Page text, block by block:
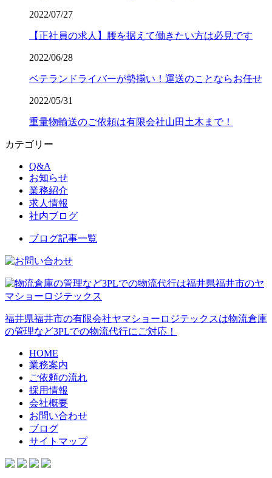
2022/07/27
【正社員の求人】腰を据えて働きたい方は必見です
2022/06/28
ベテランドライバーが勢揃い！運送のことならお任せ
2022/05/31
重量物輸送のご依頼は有限会社山田土木まで！
カテゴリー
Q&A
お知らせ
業務紹介
求人情報
社内ブログ
ブログ記事一覧
福井県福井市の有限会社ヤマショーロジテックスは物流倉庫
の管理など3PLでの物流代行にご対応！
HOME
業務案内
ご依頼の流れ
採用情報
会社概要
お問い合わせ
ブログ
サイトマップ